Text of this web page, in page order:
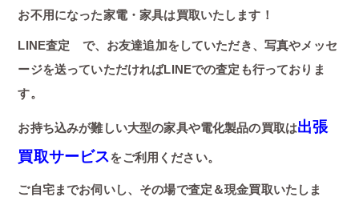
お不用になった家電・家具は買取いたします！
LINE査定 で、お友達追加をしていただき、写真やメッセ
ージを送っていただければLINEでの査定も行っておりま
す。
お持ち込みが難しい大型の家具や電化製品の買取は出張
買取サービスをご利用ください。
ご自宅までお伺いし、その場で査定＆現金買取いたしま